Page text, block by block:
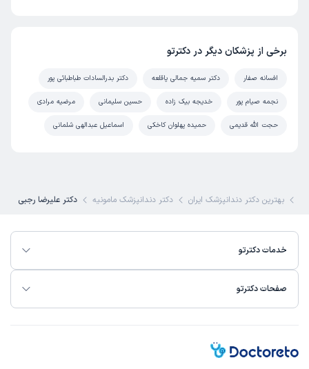
برخی از پزشکان دیگر در دکترتو
افسانه صفار دکتر سمیه جمالی پاقلعه دکتر بدرالسادات طباطبائی پور
نجمه صیام پور خدیجه بیک زاده حسین سلیمانی مرضیه مرادی
حجت الله قدیمی حمیده پهلوان کاخکی اسماعیل عبدالهی شلمانی
بهترین دکتر دندانپزشک ایران دکتر دندانپزشک مامونیه دکتر علیرضا رجبی
خدمات دکترتو
صفحات دکترتو